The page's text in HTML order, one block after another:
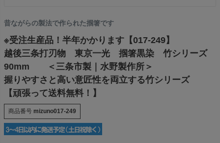
昔ながらの製法で作られた掴箸です
※受注生産品！半年かかります【017-249】
越後三条打刃物 東京一光 掴箸黒染 竹シリーズ
90mm ＜三条市製｜水野製作所＞
握りやすさと高い意匠性を両立する竹シリーズ
【頑張って送料無料！】
商品番号 mizuno017-249